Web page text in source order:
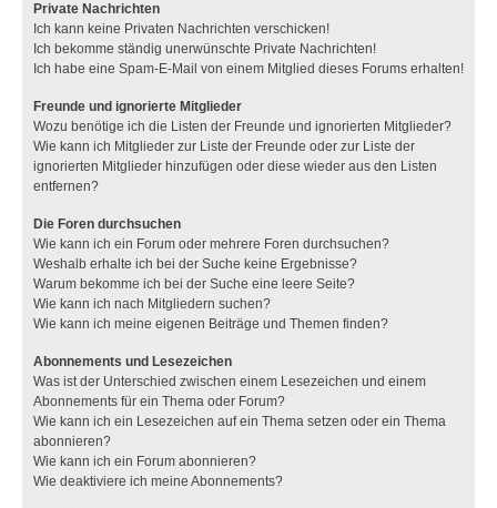
Private Nachrichten
Ich kann keine Privaten Nachrichten verschicken!
Ich bekomme ständig unerwünschte Private Nachrichten!
Ich habe eine Spam-E-Mail von einem Mitglied dieses Forums erhalten!
Freunde und ignorierte Mitglieder
Wozu benötige ich die Listen der Freunde und ignorierten Mitglieder?
Wie kann ich Mitglieder zur Liste der Freunde oder zur Liste der
ignorierten Mitglieder hinzufügen oder diese wieder aus den Listen
entfernen?
Die Foren durchsuchen
Wie kann ich ein Forum oder mehrere Foren durchsuchen?
Weshalb erhalte ich bei der Suche keine Ergebnisse?
Warum bekomme ich bei der Suche eine leere Seite?
Wie kann ich nach Mitgliedern suchen?
Wie kann ich meine eigenen Beiträge und Themen finden?
Abonnements und Lesezeichen
Was ist der Unterschied zwischen einem Lesezeichen und einem
Abonnements für ein Thema oder Forum?
Wie kann ich ein Lesezeichen auf ein Thema setzen oder ein Thema
abonnieren?
Wie kann ich ein Forum abonnieren?
Wie deaktiviere ich meine Abonnements?